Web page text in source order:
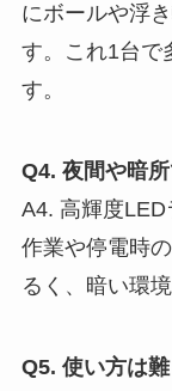
にボールや浮
す。これ1台で
す。
Q4. 夜間や暗
A4. 高輝度
作業や停電時
るく、暗い環
Q5. 使い方は